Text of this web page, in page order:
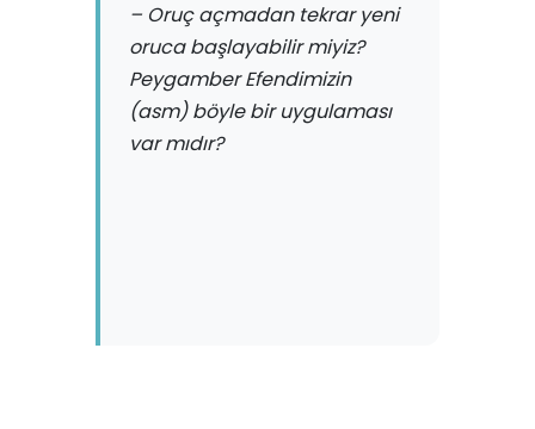
– Oruç açmadan tekrar yeni
oruca başlayabilir miyiz?
Peygamber Efendimizin
(asm) böyle bir uygulaması
var mıdır?